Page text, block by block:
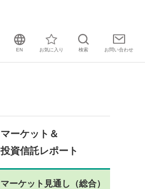
EN お気に入り 検索 お問い合わせ
マーケット＆
投資信託レポート
マーケット見通し（総合）